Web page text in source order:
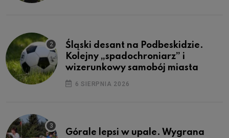
Śląski desant na Podbeskidzie.
Kolejny „spadochroniarz” i
wizerunkowy samobój miasta
6 SIERPNIA 2026
Górale lepsi w upale. Wygrana